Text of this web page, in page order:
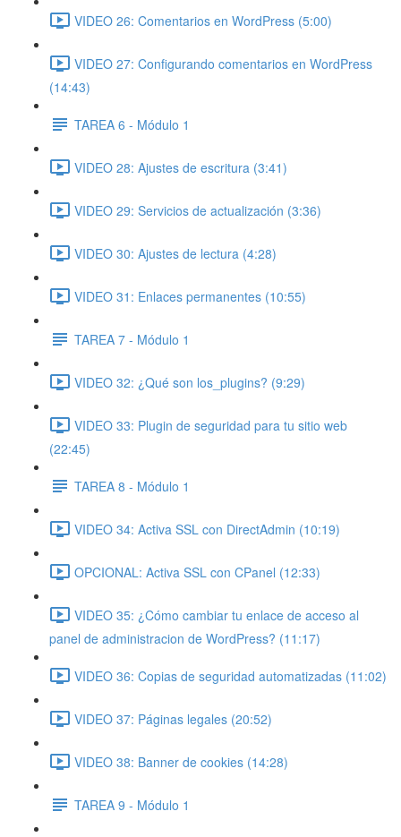
VIDEO 26: Comentarios en WordPress (5:00)
VIDEO 27: Configurando comentarios en WordPress
(14:43)
TAREA 6 - Módulo 1
VIDEO 28: Ajustes de escritura (3:41)
VIDEO 29: Servicios de actualización (3:36)
VIDEO 30: Ajustes de lectura (4:28)
VIDEO 31: Enlaces permanentes (10:55)
TAREA 7 - Módulo 1
VIDEO 32: ¿Qué son los_plugins? (9:29)
VIDEO 33: Plugin de seguridad para tu sitio web
(22:45)
TAREA 8 - Módulo 1
VIDEO 34: Activa SSL con DirectAdmin (10:19)
OPCIONAL: Activa SSL con CPanel (12:33)
VIDEO 35: ¿Cómo cambiar tu enlace de acceso al
panel de administracion de WordPress? (11:17)
VIDEO 36: Copias de seguridad automatizadas (11:02)
VIDEO 37: Páginas legales (20:52)
VIDEO 38: Banner de cookies (14:28)
TAREA 9 - Módulo 1